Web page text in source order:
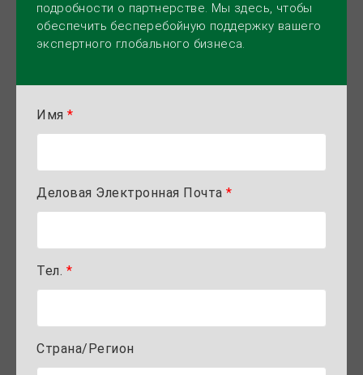
подробности о партнерстве. Мы здесь, чтобы
обеспечить бесперебойную поддержку вашего
экспертного глобального бизнеса.
Имя *
Деловая Электронная Почта *
Тел. *
Страна/Регион